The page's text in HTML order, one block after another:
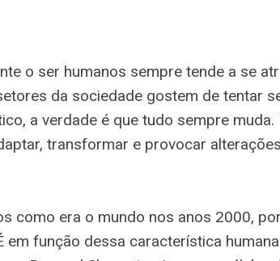
o ser humanos sempre tende a se
da sociedade gostem de tentar
a verdade é que tudo sempre
transformar e provocar
como era o mundo nos anos 2000,
em função dessa característica